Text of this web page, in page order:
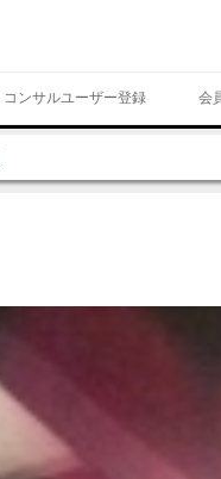
コンサルユーザー登録 会